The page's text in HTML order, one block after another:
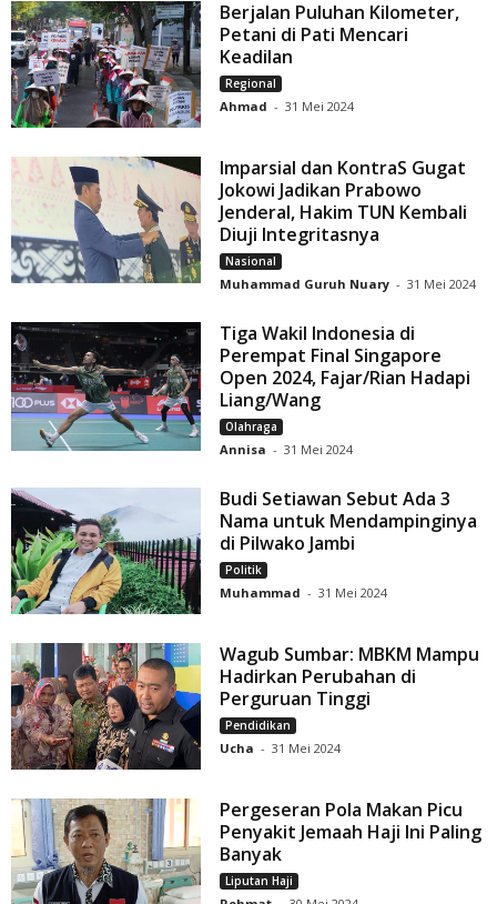
Berjalan Puluhan Kilometer,
Petani di Pati Mencari
Keadilan
Regional
Ahmad - 31 Mei 2024
Imparsial dan KontraS Gugat
Jokowi Jadikan Prabowo
Jenderal, Hakim TUN Kembali
Diuji Integritasnya
Nasional
Muhammad Guruh Nuary - 31 Mei 2024
Tiga Wakil Indonesia di
Perempat Final Singapore
Open 2024, Fajar/Rian Hadapi
Liang/Wang
Olahraga
Annisa - 31 Mei 2024
Budi Setiawan Sebut Ada 3
Nama untuk Mendampinginya
di Pilwako Jambi
Politik
Muhammad - 31 Mei 2024
Wagub Sumbar: MBKM Mampu
Hadirkan Perubahan di
Perguruan Tinggi
Pendidikan
Ucha - 31 Mei 2024
Pergeseran Pola Makan Picu
Penyakit Jemaah Haji Ini Paling
Banyak
Liputan Haji